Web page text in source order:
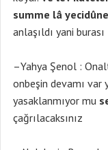
summe lâ
anlaşıldı yani burası
–Yahya Şenol :
onbeşin devamı var
yasaklanmıyor mu
çağrılacaksınız